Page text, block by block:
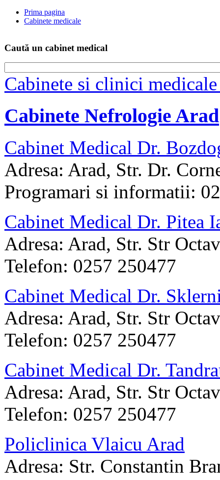
Prima pagina
Cabinete medicale
Caută un cabinet medical
Cabinete si clinici
Cabinete Nefrologie Arad
Cabinet Medical Dr.
Adresa: Arad, Str. Dr.
Programari si informatii:
Cabinet Medical Dr. Pitea
Adresa: Arad, Str. Str
Telefon: 0257 250477
Cabinet Medical Dr.
Adresa: Arad, Str. Str
Telefon: 0257 250477
Cabinet Medical Dr.
Adresa: Arad, Str. Str
Telefon: 0257 250477
Policlinica Vlaicu Arad
Adresa: Str. Constantin